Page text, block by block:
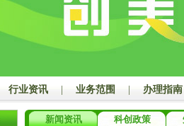
行业资讯 业务范围 办理指南
新闻资讯 科创政策